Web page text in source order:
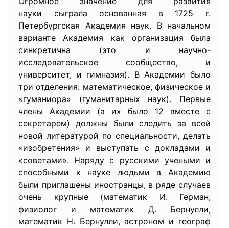
науки сыграла основанная в 1725 г.
Петербургская Академия наук. В начальном
варианте Академия как организация была
синкретична (это и научно-
исследовательское сообщество, и
университет, и гимназия). В Академии было
три отделения: математическое, физическое и
«гуманиора» (гуманитарных наук). Первые
члены Академии (а их было 12 вместе с
секретарем) должны были следить за всей
новой литературой по специальности, делать
«изобретения» и выступать с докладами и
«советами». Наряду с русскими учеными и
способными к науке людьми в Академию
были приглашены иностранцы, в ряде случаев
очень крупные (математик И. Герман,
физиолог и математик Д. Бернулли,
математик Н. Бернулли, астроном и географ